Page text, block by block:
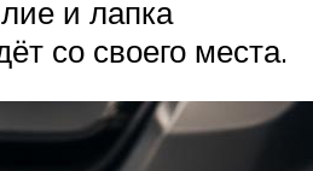
и лапка
со своего места.